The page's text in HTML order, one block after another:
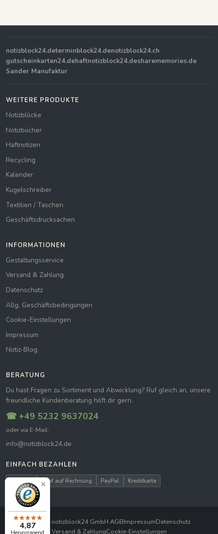
notizblock24.determinblock24.denotizblock24.ch
gutscheinkarten24.dehaftnotizblock24.desharememories.de
Sander Manufaktur
WEITERE PRODUKTE
Notizblöcke
Notizbücher
Haftnotizen
Recycling
Kalender
Kugelschreiber
Textilien / Taschen
Geschäftsdrucksachen
INFORMATIONEN
Gestaltungsservice
Versand & Zahlung
Datenschutz
Allg. Geschäftsbedingungen
Cookie-Einstellungen
Impressum
Notiz-Blog
BERATUNG
Du hast Fragen zu Sortiment und Abwicklung? Ruf gleich an, unsere
freundliche Kundenberatung hilft dir gern.
☎ +49 5232 9637024
oder via E-Mail:
info@notizblock24.de
EINFACH BEZAHLEN
Kauf auf Rechnung PayPal Kreditkarte
© 2026 notizblock24 GmbH AGBImpressumDatenschutz
Versand & ZahlungCookie-Einstellungen
4,87